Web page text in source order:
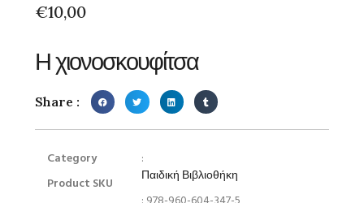
€10,00
Η χιονοσκουφίτσα
Share :
Category
Product SKU
:
Παιδική Βιβλιοθήκη